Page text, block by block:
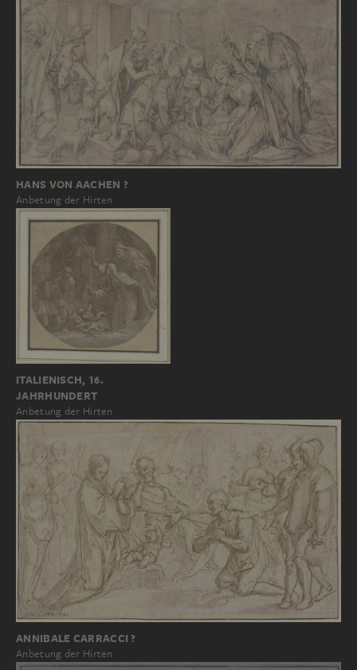
HANS VON AACHEN ?
Anbetung der Hirten
ITALIENISCH, 16.
JAHRHUNDERT
Anbetung der Hirten
ANNIBALE CARRACCI ?
Anbetung der Hirten